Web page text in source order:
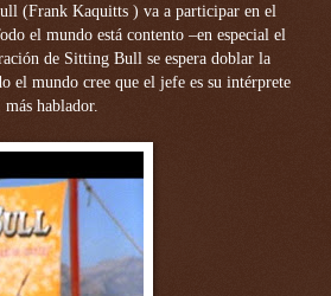
(Frank Kaquitts ) va a participar en el
el mundo está contento –en especial el
de Sitting Bull se espera doblar la
el mundo cree que el jefe es su intérprete
hablador.